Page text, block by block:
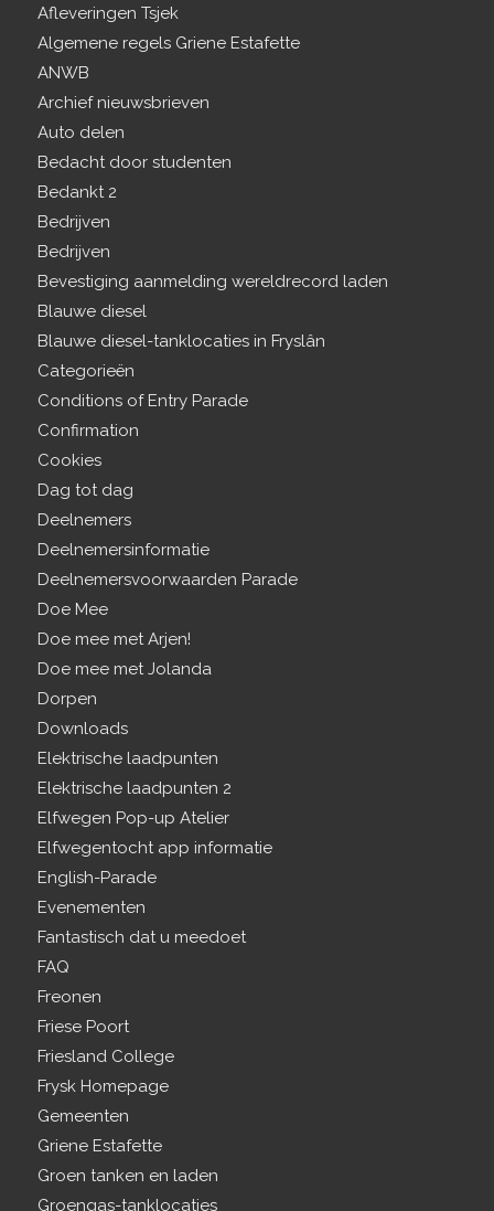
Afleveringen Tsjek
Algemene regels Griene Estafette
ANWB
Archief nieuwsbrieven
Auto delen
Bedacht door studenten
Bedankt 2
Bedrijven
Bedrijven
Bevestiging aanmelding wereldrecord laden
Blauwe diesel
Blauwe diesel-tanklocaties in Fryslân
Categorieën
Conditions of Entry Parade
Confirmation
Cookies
Dag tot dag
Deelnemers
Deelnemersinformatie
Deelnemersvoorwaarden Parade
Doe Mee
Doe mee met Arjen!
Doe mee met Jolanda
Dorpen
Downloads
Elektrische laadpunten
Elektrische laadpunten 2
Elfwegen Pop-up Atelier
Elfwegentocht app informatie
English-Parade
Evenementen
Fantastisch dat u meedoet
FAQ
Freonen
Friese Poort
Friesland College
Frysk Homepage
Gemeenten
Griene Estafette
Groen tanken en laden
Groengas-tanklocaties